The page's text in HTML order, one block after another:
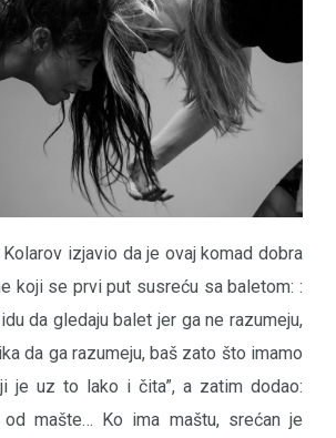
izjavio da je ovaj komad dobra
koji se prvi put susreću sa baletom: :
da gledaju balet jer ga ne razumeju,
da ga razumeju, baš zato što imamo
je uz to lako i čita”, a zatim dodao:
od mašte… Ko ima maštu, srećan je